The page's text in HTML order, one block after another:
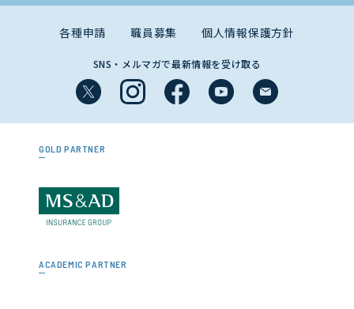
各種申請 職員募集 個人情報保護方針
SNS・メルマガで最新情報を受け取る
GOLD PARTNER
ACADEMIC PARTNER